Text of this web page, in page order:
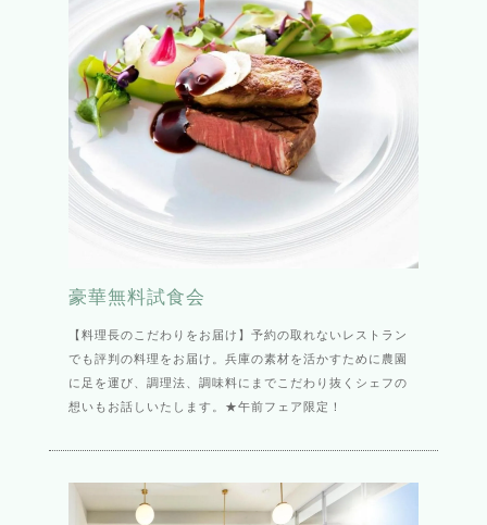
豪華無料試食会
【料理長のこだわりをお届け】予約の取れないレストラン
でも評判の料理をお届け。兵庫の素材を活かすために農園
に足を運び、調理法、調味料にまでこだわり抜くシェフの
想いもお話しいたします。★午前フェア限定！